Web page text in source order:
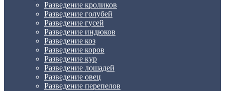
Разведение кроликов
Разведение голубей
Разведение гусей
Разведение индюков
Разведение коз
Разведение коров
Разведение кур
Разведение лошадей
Разведение овец
Разведение перепелов